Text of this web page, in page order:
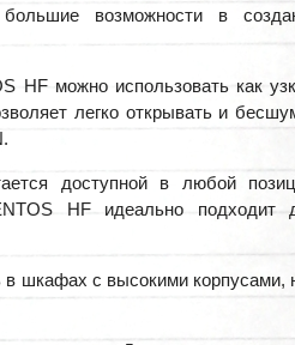
возможности в
HF можно использовать как
легко открывать и
доступной в любой
HF идеально подходит
шкафах с высокими корпусами,